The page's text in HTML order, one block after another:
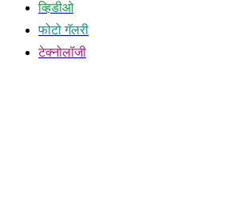
व्हिडीओ
फोटो गॅलरी
टेक्नोलॉजी